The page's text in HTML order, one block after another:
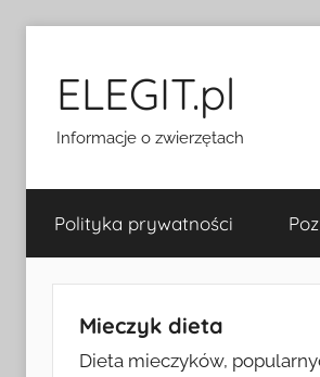
treściELEGIT.pl
Informacje o zwierzętach
Polityka prywatności
Mieczyk dieta
Dieta mieczyków,